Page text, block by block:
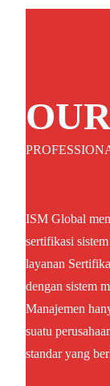
ISM Global
sertifikasi
layanan
dengan sistem
Manajemen
suatu
standar yang